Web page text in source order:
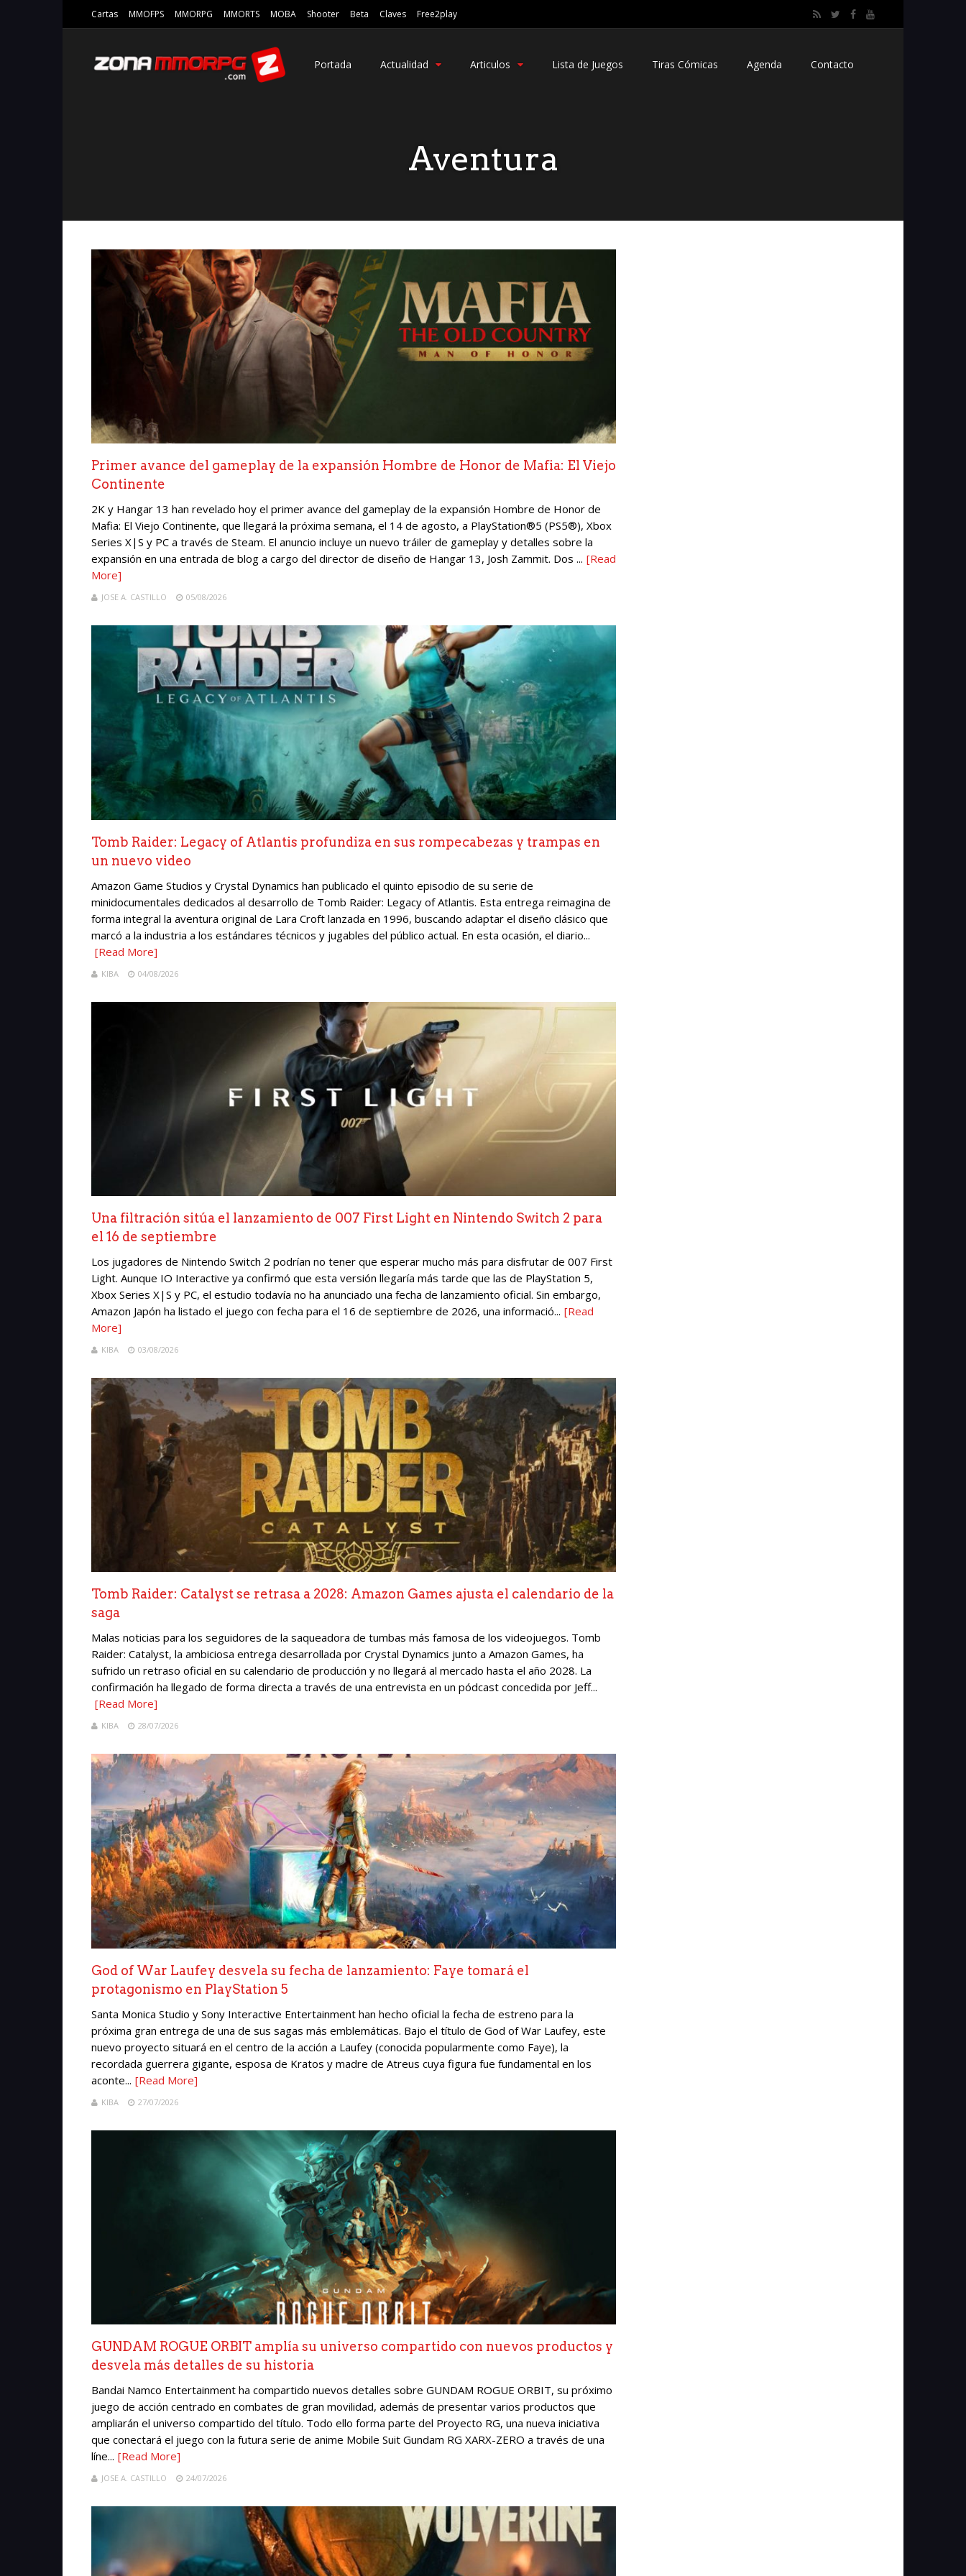
Cartas MMOFPS MMORPG MMORTS MOBA Shooter Beta Claves Free2play
Portada Actualidad Articulos Lista de Juegos Tiras Cómicas Agenda Contacto
Aventura
Primer avance del gameplay de la expansión Hombre de Honor de Mafia: El Viejo
Continente
2K y Hangar 13 han revelado hoy el primer avance del gameplay de la expansión Hombre de Honor de
Mafia: El Viejo Continente, que llegará la próxima semana, el 14 de agosto, a PlayStation®5 (PS5®), Xbox
Series X|S y PC a través de Steam. El anuncio incluye un nuevo tráiler de gameplay y detalles sobre la
expansión en una entrada de blog a cargo del director de diseño de Hangar 13, Josh Zammit. Dos ... [Read
More]
JOSE A. CASTILLO 05/08/2026
Tomb Raider: Legacy of Atlantis profundiza en sus rompecabezas y trampas en
un nuevo video
Amazon Game Studios y Crystal Dynamics han publicado el quinto episodio de su serie de
minidocumentales dedicados al desarrollo de Tomb Raider: Legacy of Atlantis. Esta entrega reimagina de
forma integral la aventura original de Lara Croft lanzada en 1996, buscando adaptar el diseño clásico que
marcó a la industria a los estándares técnicos y jugables del público actual. En esta ocasión, el diario...
[Read More]
KIBA 04/08/2026
Una filtración sitúa el lanzamiento de 007 First Light en Nintendo Switch 2 para
el 16 de septiembre
Los jugadores de Nintendo Switch 2 podrían no tener que esperar mucho más para disfrutar de 007 First
Light. Aunque IO Interactive ya confirmó que esta versión llegaría más tarde que las de PlayStation 5,
Xbox Series X|S y PC, el estudio todavía no ha anunciado una fecha de lanzamiento oficial. Sin embargo,
Amazon Japón ha listado el juego con fecha para el 16 de septiembre de 2026, una informació... [Read
More]
KIBA 03/08/2026
Tomb Raider: Catalyst se retrasa a 2028: Amazon Games ajusta el calendario de la
saga
Malas noticias para los seguidores de la saqueadora de tumbas más famosa de los videojuegos. Tomb
Raider: Catalyst, la ambiciosa entrega desarrollada por Crystal Dynamics junto a Amazon Games, ha
sufrido un retraso oficial en su calendario de producción y no llegará al mercado hasta el año 2028. La
confirmación ha llegado de forma directa a través de una entrevista en un pódcast concedida por Jeff...
[Read More]
KIBA 28/07/2026
God of War Laufey desvela su fecha de lanzamiento: Faye tomará el
protagonismo en PlayStation 5
Santa Monica Studio y Sony Interactive Entertainment han hecho oficial la fecha de estreno para la
próxima gran entrega de una de sus sagas más emblemáticas. Bajo el título de God of War Laufey, este
nuevo proyecto situará en el centro de la acción a Laufey (conocida popularmente como Faye), la
recordada guerrera gigante, esposa de Kratos y madre de Atreus cuya figura fue fundamental en los
aconte... [Read More]
KIBA 27/07/2026
GUNDAM ROGUE ORBIT amplía su universo compartido con nuevos productos y
desvela más detalles de su historia
Bandai Namco Entertainment ha compartido nuevos detalles sobre GUNDAM ROGUE ORBIT, su próximo
juego de acción centrado en combates de gran movilidad, además de presentar varios productos que
ampliarán el universo compartido del título. Todo ello forma parte del Proyecto RG, una nueva iniciativa
que conectará el juego con la futura serie de anime Mobile Suit Gundam RG XARX-ZERO a través de una
líne... [Read More]
JOSE A. CASTILLO 24/07/2026